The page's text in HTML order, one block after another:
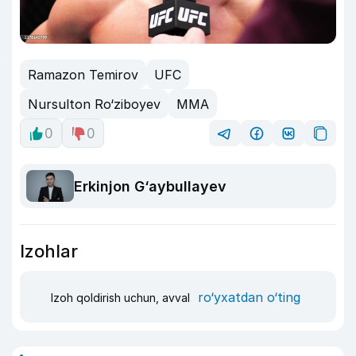
Ramazon Temirov
UFC
Nursulton Ro‘ziboyev
MMA
0
0
Erkinjon G‘aybullayev
Izohlar
Izoh qoldirish uchun, avval ro‘yxatdan o‘ting